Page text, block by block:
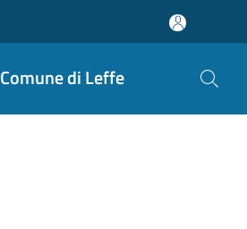
Comune di Leffe